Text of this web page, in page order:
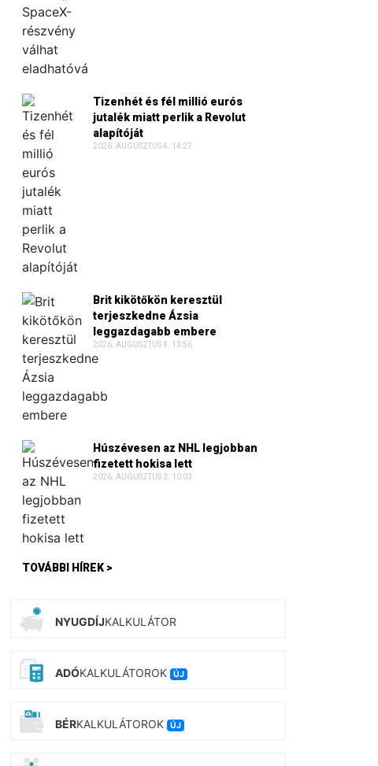
Tizenhét és fél millió eurós
jutalék miatt perlik a Revolut
alapítóját
2026. AUGUSZTUS 4. 14:27
Brit kikötőkön keresztül
terjeszkedne Ázsia
leggazdagabb embere
2026. AUGUSZTUS 4. 13:56
Húszévesen az NHL legjobban
fizetett hokisa lett
2026. AUGUSZTUS 3. 10:03
TOVÁBBI HÍREK >
NYUGDÍJKALKULÁTOR
ADÓKALKULÁTOROK ÚJ
BÉRKALKULÁTOROK ÚJ